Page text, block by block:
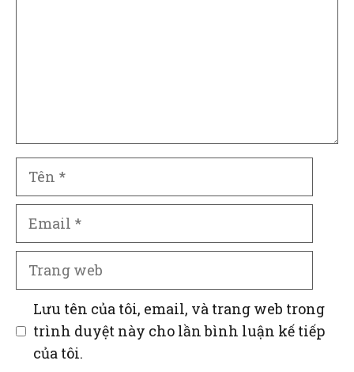
Tên
Email
Trang
Lưu tên của tôi, email, và trang web trong
trình duyệt này cho lần bình luận kế tiếp
của tôi.